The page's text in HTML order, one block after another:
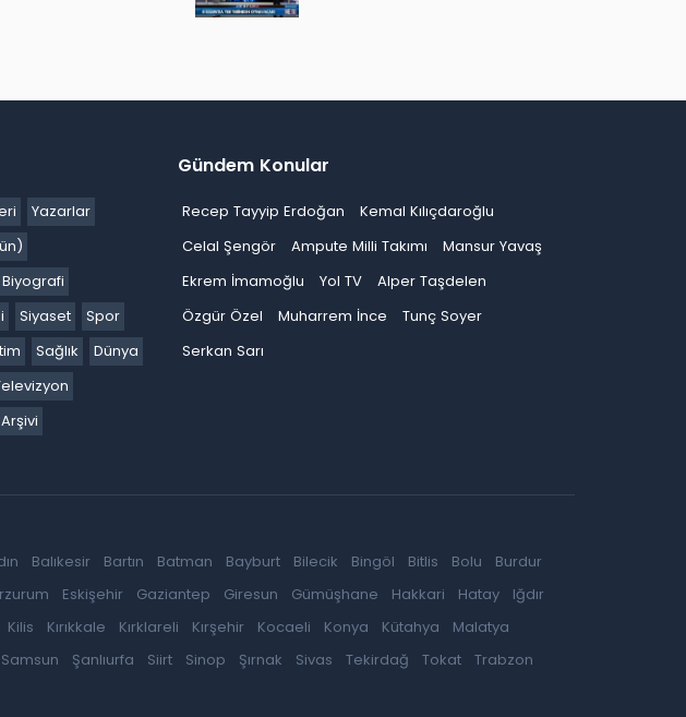
Yazarlar
Biyografi
Siyaset
Spor
Sağlık
Dünya
Gündem Konular
Recep Tayyip Erdoğan
Kemal Kılıçdaroğlu
Celal Şengör
Ampute Milli Takımı
Mansur Yavaş
Ekrem İmamoğlu
Yol TV
Alper Taşdelen
Özgür Özel
Muharrem İnce
Tunç Soyer
Serkan Sarı
Balıkesir Bartın Batman Bayburt Bilecik Bingöl Bitlis Bolu
Burdur
Eskişehir Gaziantep Giresun Gümüşhane Hakkari Hatay
Iğdır
Kilis Kırıkkale Kırklareli Kırşehir Kocaeli Konya Kütahya
Malatya
Samsun Şanlıurfa Siirt Sinop Şırnak Sivas Tekirdağ Tokat
Trabzon